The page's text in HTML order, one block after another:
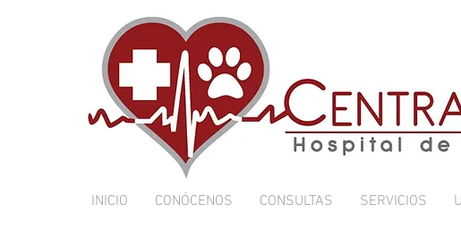
INICIO CONÓCENOS CONSULTAS SERVICIOS